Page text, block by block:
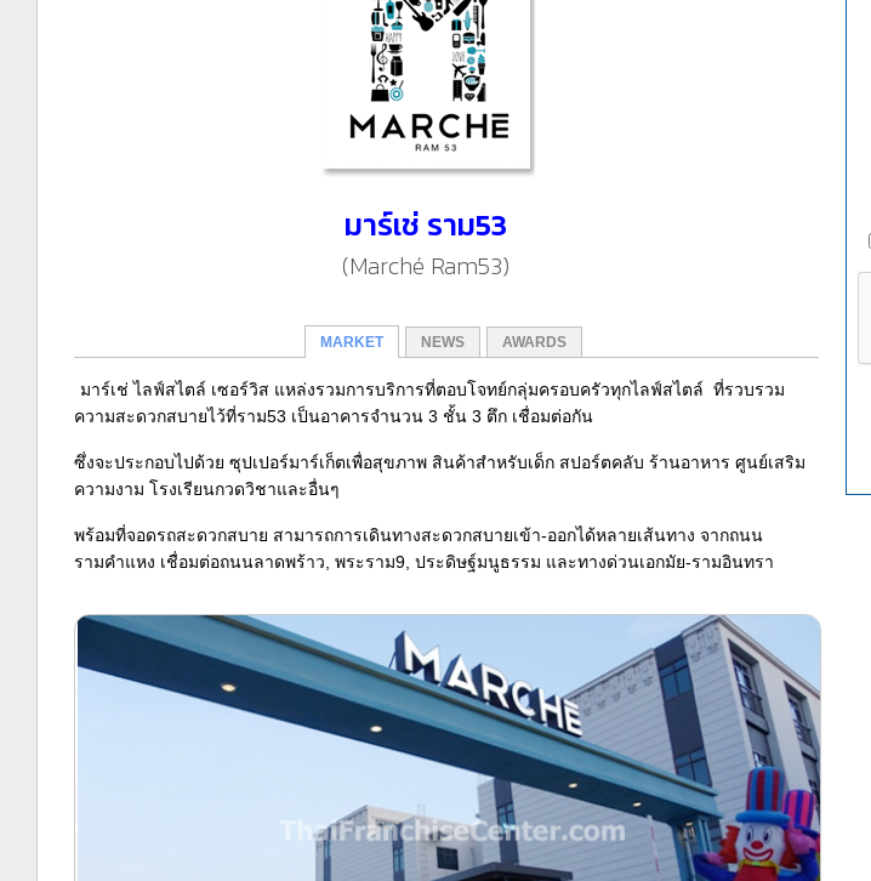
มาร์เช่ ราม53
(Marché Ram53)
MARKET NEWS AWARDS
มาร์เช่ ไลฟ์สไตล์ เซอร์วิส แหล่งรวมการบริการที่ตอบโจทย์กลุ่มครอบครัวทุกไลฟ์สไตล์ ที่รวบรวม
ความสะดวกสบายไว้ที่ราม53 เป็นอาคารจำนวน 3 ชั้น 3 ตึก เชื่อมต่อกัน
ซึ่งจะประกอบไปด้วย ซุปเปอร์มาร์เก็ตเพื่อสุขภาพ สินค้าสำหรับเด็ก สปอร์ตคลับ ร้านอาหาร ศูนย์เสริม
ความงาม โรงเรียนกวดวิชาและอื่นๆ
พร้อมที่จอดรถสะดวกสบาย สามารถการเดินทางสะดวกสบายเข้า-ออกได้หลายเส้นทาง จากถนน
รามคำแหง เชื่อมต่อถนนลาดพร้าว, พระราม9, ประดิษฐ์มนูธรรม และทางด่วนเอกมัย-รามอินทรา